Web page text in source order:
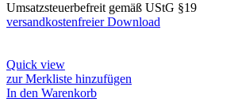
Umsatzsteuerbefreit gemäß UStG §19
versandkostenfreier Download
Quick view
zur Merkliste hinzufügen
In den Warenkorb